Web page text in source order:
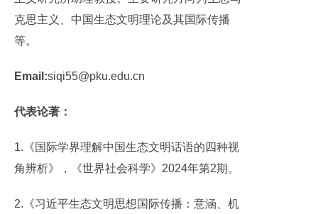
克思主义、中国生态文明理论及其国际传播
等。
Email:siqi55@pku.edu.cn
代表论著：
1.《国际学界理解中国生态文明话语的四种视
角辨析》，《世界社会科学》2024年第2期。
2.《习近平生态文明思想国际传播：意涵、机